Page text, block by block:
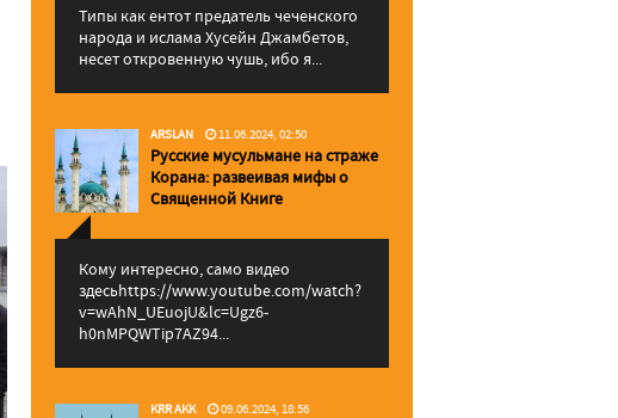
Типы как ентот предатель чеченского
народа и ислама Хусейн Джамбетов,
несет откровенную чушь, ибо я...
ARSLAN 11.06.2024, 02:50
Русские мусульмане на страже
Корана: pазвеивая мифы о
Священной Книге
Кому интересно, само видео
здесьhttps://www.youtube.com/watch?
v=wAhN_UEuojU&lc=Ugz6-
h0nMPQWTip7AZ94...
KRR AKK 09.06.2024, 18:56